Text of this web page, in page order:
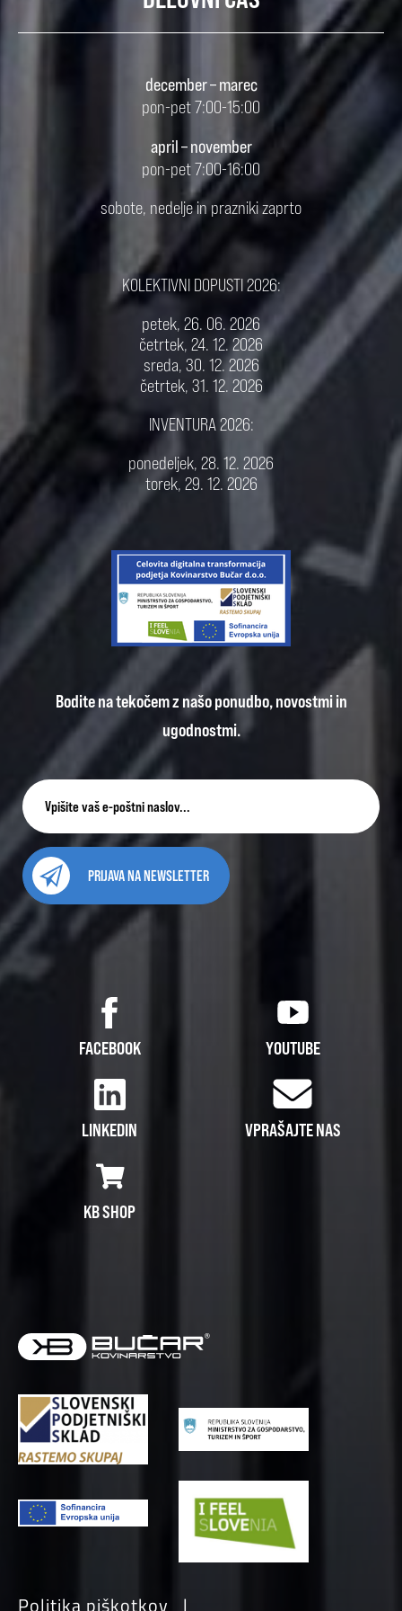
december – marec
pon-pet 7:00-15:00
april – november
pon-pet 7:00-16:00
sobote, nedelje in prazniki zaprto
KOLEKTIVNI DOPUSTI 2026:
petek, 26. 06. 2026
četrtek, 24. 12. 2026
sreda, 30. 12. 2026
četrtek, 31. 12. 2026
INVENTURA 2026:
ponedeljek, 28. 12. 2026
torek, 29. 12. 2026
Bodite na tekočem z našo ponudbo, novostmi in
ugodnostmi.
PRIJAVA NA NEWSLETTER
FACEBOOK YOUTUBE
LINKEDIN VPRAŠAJTE NAS
KB SHOP
Politika piškotkov